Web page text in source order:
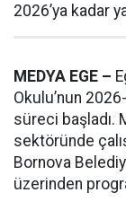
2026’ya kadar
MEDYA EGE –
Okulu’nun
süreci başladı.
sektöründe
Bornova
üzerinden